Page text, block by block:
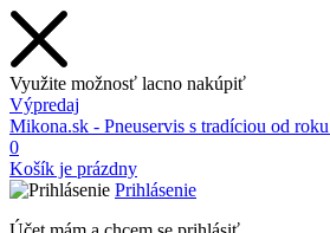
Využite možnosť lacno nakúpiť
Výpredaj
Mikona.sk - Pneuservis s tradíciou od
0
Košík je prázdny
Prihlásenie